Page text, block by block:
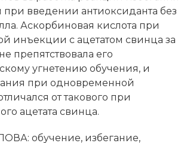
при введении антиоксиданта без
Аскорбиновая кислота при
инъекции с ацетатом свинца за
препятствовала его
угнетению обучения, и
при одновременной
от такового при
ацетата свинца.
обучение, избегание,